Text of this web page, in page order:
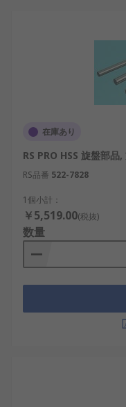
在庫あり
RS PRO HSS 旋盤部
RS品番 522-7828
1個小計：
￥5,519.00(税抜)
数量